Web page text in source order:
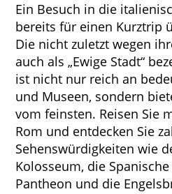
Ein Besuch in die
bereits für einen Kurztrip
Die nicht zuletzt wegen
auch als „Ewige Stadt“
ist nicht nur reich an
und Museen, sondern
vom feinsten. Reisen Sie
Rom und entdecken Sie
Sehenswürdigkeiten wie
Kolosseum, die
Pantheon und die